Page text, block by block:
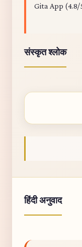
Gita App (4.8/
संस्कृत श्लोक
हिंदी अनुवाद